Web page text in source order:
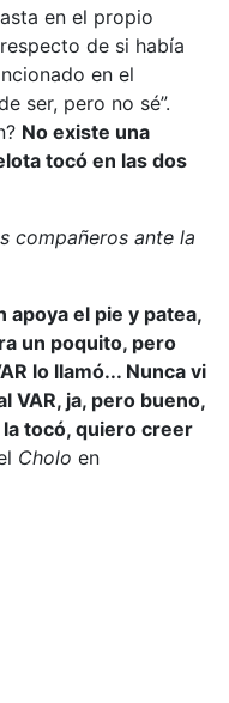
en el propio
de si había
en el
ser, pero no sé”.
No existe una
tocó en las dos
compañeros ante la
apoya el pie y patea,
un poquito, pero
lo llamó... Nunca vi
VAR, ja, pero bueno,
tocó, quiero creer
Cholo en